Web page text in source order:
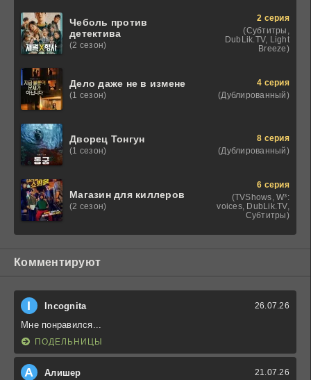
Чеболь против
детектива
(2 сезон)
2 серия
(Субтитры,
DubLik.TV, Light
Breeze)
Дело даже не в измене
(1 сезон)
4 серия
(Дублированный)
Дворец Тонгун
(1 сезон)
8 серия
(Дублированный)
Магазин для киллеров
(2 сезон)
6 серия
(TVShows, W³:
voices, DubLik.TV,
Субтитры)
Комментируют
I Incognita 26.07.26
Мне понравился...
ПОДЕЛЬНИЦЫ
А Алишер 21.07.26